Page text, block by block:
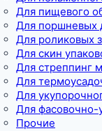
Для пищевого
Для поршневых
Для роликовых
Для скин
Для стреппинг
Для
Для
Для фасовочно-
Прочие